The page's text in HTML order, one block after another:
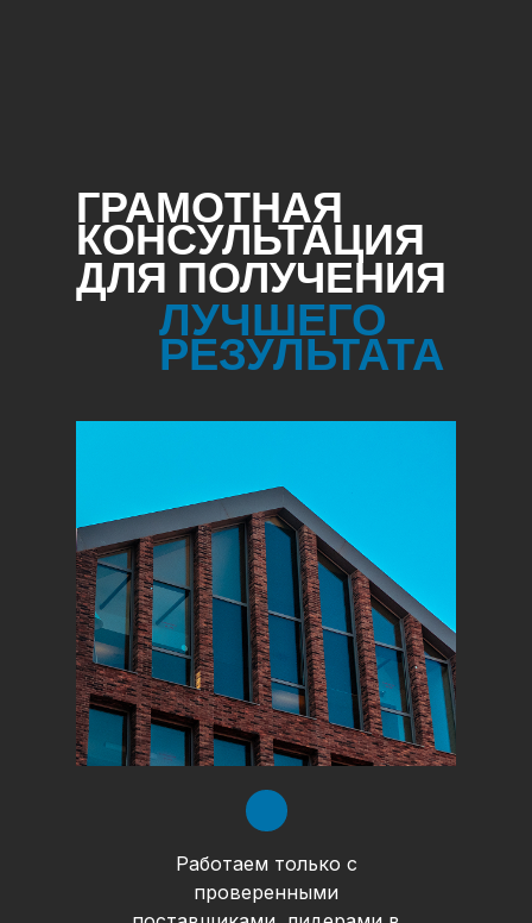
ЛУЧШЕГО
РЕЗУЛЬТАТА
ДЛЯ ПОЛУЧЕНИЯ
ГРАМОТНАЯ
КОНСУЛЬТАЦИЯ
Работаем только с
проверенными